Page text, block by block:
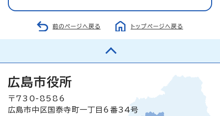
前のページへ戻る トップページへ戻る
広島市役所
〒730-8586
広島市中区国泰寺町一丁目6番34号